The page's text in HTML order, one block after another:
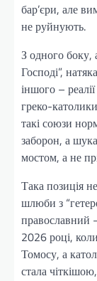
бар’єри, але
не руйнують.
З одного боку,
Господі”,
іншого –
греко-
такі союзи
заборон, а
мостом, а не
Така позиція
шлюби з
православний
2026 році,
Томосу, а
стала